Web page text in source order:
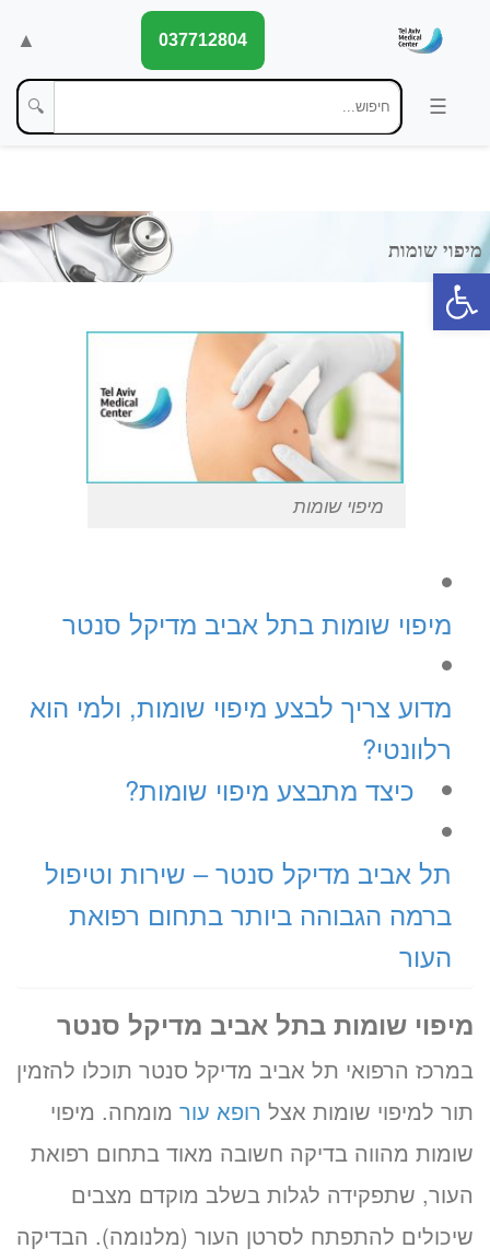
פתח סרגל נגישות
▲ 037712804
🔍
מיפוי שומות
מיפוי שומות בתל אביב מדיקל סנטר
מדוע צריך לבצע מיפוי שומות, ולמי הוא
רלוונטי?
כיצד מתבצע מיפוי שומות?
תל אביב מדיקל סנטר – שירות וטיפול
ברמה הגבוהה ביותר בתחום רפואת
העור
מיפוי שומות בתל אביב מדיקל סנטר
במרכז הרפואי תל אביב מדיקל סנטר תוכלו להזמין
תור למיפוי שומות אצל רופא עור מומחה. מיפוי
שומות מהווה בדיקה חשובה מאוד בתחום רפואת
העור, שתפקידה לגלות בשלב מוקדם מצבים
שיכולים להתפתח לסרטן העור (מלנומה). הבדיקה